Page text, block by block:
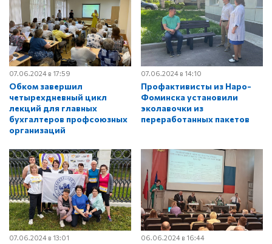
07.06.2024 в 17:59
Обком завершил
четырехдневный цикл
лекций для главных
бухгалтеров профсоюзных
организаций
07.06.2024 в 14:10
Профактивисты из Наро-
Фоминска установили
эколавочки из
переработанных пакетов
07.06.2024 в 13:01 06.06.2024 в 16:44